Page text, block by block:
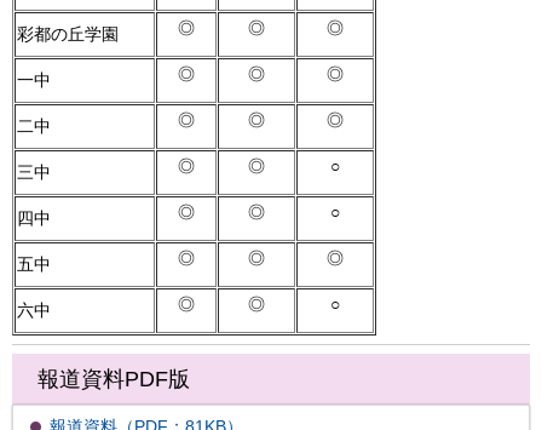
彩都の丘学園 ◎ ◎ ◎
一中 ◎ ◎ ◎
二中 ◎ ◎ ◎
三中 ◎ ◎ ○
四中 ◎ ◎ ○
五中 ◎ ◎ ◎
六中 ◎ ◎ ○
報道資料PDF版